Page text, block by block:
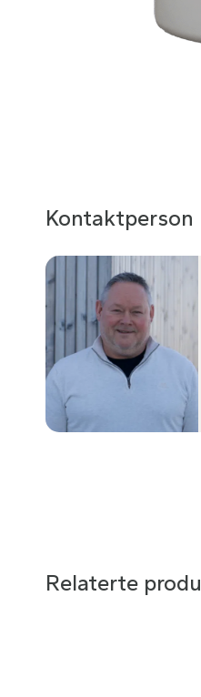
Kontaktperson
Relaterte